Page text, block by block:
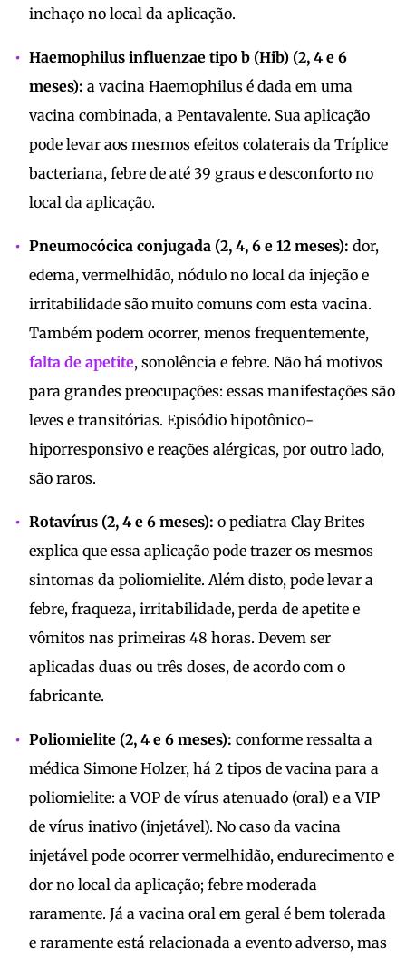
inchaço no local da aplicação.
Haemophilus influenzae tipo b (Hib) (2, 4 e 6
meses): a vacina Haemophilus é dada em uma
vacina combinada, a Pentavalente. Sua aplicação
pode levar aos mesmos efeitos colaterais da Tríplice
bacteriana, febre de até 39 graus e desconforto no
local da aplicação.
Pneumocócica conjugada (2, 4, 6 e 12 meses): dor,
edema, vermelhidão, nódulo no local da injeção e
irritabilidade são muito comuns com esta vacina.
Também podem ocorrer, menos frequentemente,
falta de apetite, sonolência e febre. Não há motivos
para grandes preocupações: essas manifestações são
leves e transitórias. Episódio hipotônico-
hiporresponsivo e reações alérgicas, por outro lado,
são raros.
Rotavírus (2, 4 e 6 meses): o pediatra Clay Brites
explica que essa aplicação pode trazer os mesmos
sintomas da poliomielite. Além disto, pode levar a
febre, fraqueza, irritabilidade, perda de apetite e
vômitos nas primeiras 48 horas. Devem ser
aplicadas duas ou três doses, de acordo com o
fabricante.
Poliomielite (2, 4 e 6 meses): conforme ressalta a
médica Simone Holzer, há 2 tipos de vacina para a
poliomielite: a VOP de vírus atenuado (oral) e a VIP
de vírus inativo (injetável). No caso da vacina
injetável pode ocorrer vermelhidão, endurecimento e
dor no local da aplicação; febre moderada
raramente. Já a vacina oral em geral é bem tolerada
e raramente está relacionada a evento adverso, mas